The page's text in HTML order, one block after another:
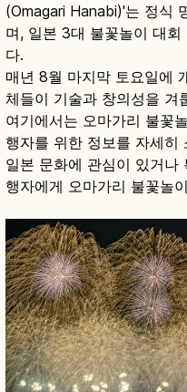
(Omagari Hanabi)'는 정식
며, 일본 3대 불꽃놀이 대
다.
매년 8월 마지막 토요일에
체들이 기술과 창의성을 겨
여기에서는 오마가리 불꽃
행자를 위한 정보를 자세히
일본 문화에 관심이 있거나
행자에게 오마가리 불꽃놀